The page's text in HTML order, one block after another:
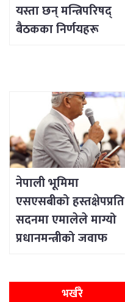
यस्ता छन् मन्त्रिपरिषद्
बैठकका निर्णयहरू
नेपाली भूमिमा
एसएसबीको हस्तक्षेपप्रति
सदनमा एमालेले माग्यो
प्रधानमन्त्रीको जवाफ
भर्खरै